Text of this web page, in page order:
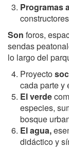
Programas
Son foros,
sendas
lo largo del
Proyecto
cada parte y
El verde
especies,
bosque
El agua,
didáctico y